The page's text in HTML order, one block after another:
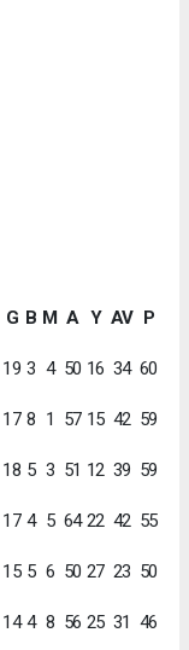
G B M A Y AV P
19 3 4 50 16 34 60
17 8 1 57 15 42 59
18 5 3 51 12 39 59
17 4 5 64 22 42 55
15 5 6 50 27 23 50
14 4 8 56 25 31 46